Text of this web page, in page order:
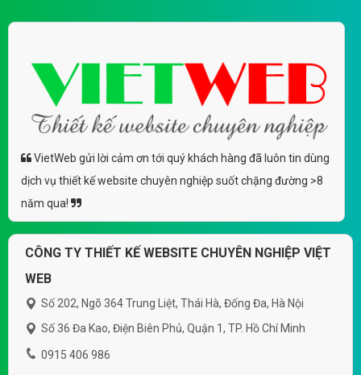
VietWeb gửi lời cảm ơn tới quý khách hàng đã luôn tin dùng
dịch vụ thiết kế website chuyên nghiệp suốt chặng đường >8
năm qua!
CÔNG TY THIẾT KẾ WEBSITE CHUYÊN NGHIỆP VIỆT
WEB
Số 202, Ngõ 364 Trung Liệt, Thái Hà, Đống Đa, Hà Nội
Số 36 Đa Kao, Điện Biên Phủ, Quận 1, TP. Hồ Chí Minh
0915 406 986